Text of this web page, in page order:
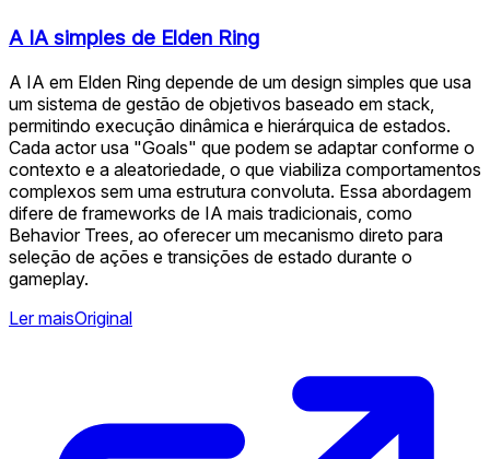
A IA simples de Elden Ring
A IA em Elden Ring depende de um design simples que usa
um sistema de gestão de objetivos baseado em stack,
permitindo execução dinâmica e hierárquica de estados.
Cada actor usa "Goals" que podem se adaptar conforme o
contexto e a aleatoriedade, o que viabiliza comportamentos
complexos sem uma estrutura convoluta. Essa abordagem
difere de frameworks de IA mais tradicionais, como
Behavior Trees, ao oferecer um mecanismo direto para
seleção de ações e transições de estado durante o
gameplay.
Ler maisOriginal